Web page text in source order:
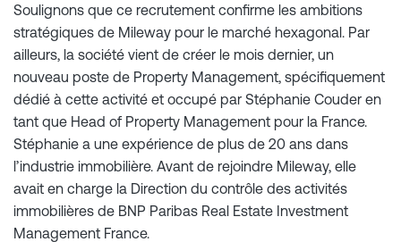
Soulignons que ce recrutement confirme les ambitions
stratégiques de Mileway pour le marché hexagonal. Par
ailleurs, la société vient de créer le mois dernier, un
nouveau poste de Property Management, spécifiquement
dédié à cette activité et occupé par Stéphanie Couder en
tant que Head of Property Management pour la France.
Stéphanie a une expérience de plus de 20 ans dans
l’industrie immobilière. Avant de rejoindre Mileway, elle
avait en charge la Direction du contrôle des activités
immobilières de BNP Paribas Real Estate Investment
Management France.